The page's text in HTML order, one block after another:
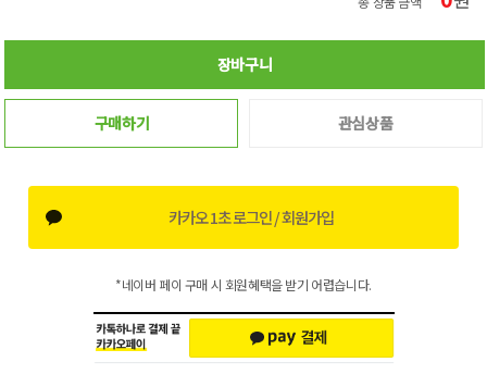
장바구니
구매하기 관심상품
카카오 1초 로그인 / 회원가입
*네이버 페이 구매 시 회원혜택을 받기 어렵습니다.